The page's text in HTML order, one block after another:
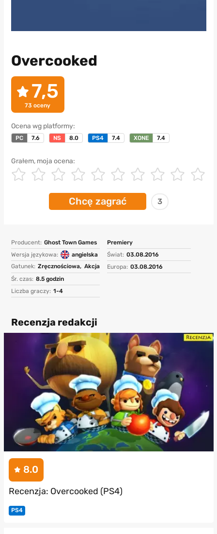
Overcooked
7,5
73 oceny
Ocena wg platformy:
PC 7.6 NS 8.0 PS4 7.4 XONE 7.4
Grałem, moja ocena:
Chcę zagrać 3
Producent: Ghost Town Games
Wersja językowa:
angielska
Gatunek: Zręcznościowa, Akcja
Śr. czas: 8.5 godzin
Liczba graczy: 1-4
Premiery
Świat: 03.08.2016
Europa: 03.08.2016
Recenzja redakcji
8.0
Recenzja: Overcooked (PS4)
PS4